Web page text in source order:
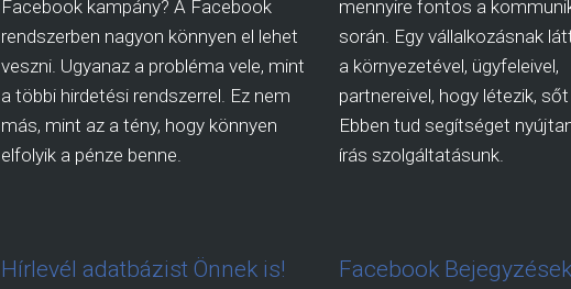
Facebook kampány? A Facebook
rendszerben nagyon könnyen el lehet
veszni. Ugyanaz a probléma vele, mint
a többi hirdetési rendszerrel. Ez nem
más, mint az a tény, hogy könnyen
elfolyik a pénze benne.
Hírlevél adatbázist Önnek is!
mennyire fontos a
során. Egy vállalkozásnak
a környezetével, ügyfeleivel,
partnereivel, hogy létezik,
Ebben tud segítséget
írás szolgáltatásunk.
Facebook